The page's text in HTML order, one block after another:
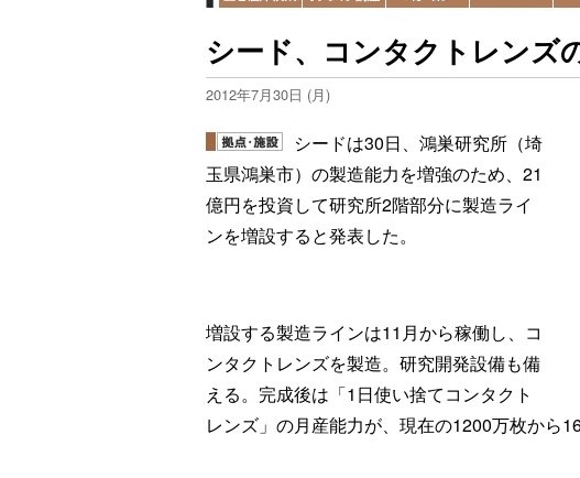
シード、コンタクトレンズ
2012年7月30日 (月)
シードは30日、鴻巣研究所（埼
玉県鴻巣市）の製造能力を増強のため、21
億円を投資して研究所2階部分に製造ライ
ンを増設すると発表した。
増設する製造ラインは11月から稼働し、コ
ンタクトレンズを製造。研究開発設備も備
える。完成後は「1日使い捨てコンタクト
レンズ」の月産能力が、現在の1200万枚から